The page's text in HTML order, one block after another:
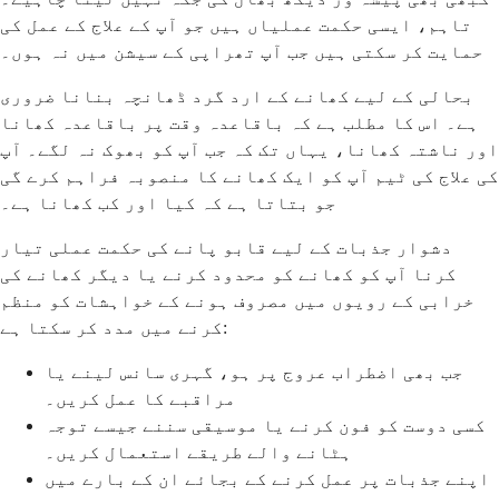
تاہم، ایسی حکمت عملیاں ہیں جو آپ کے علاج کے عمل کی
حمایت کر سکتی ہیں جب آپ تھراپی کے سیشن میں نہ ہوں۔
بحالی کے لیے کھانے کے ارد گرد ڈھانچہ بنانا ضروری
ہے۔ اس کا مطلب ہے کہ باقاعدہ وقت پر باقاعدہ کھانا
اور ناشتہ کھانا، یہاں تک کہ جب آپ کو بھوک نہ لگے۔ آپ
کی علاج کی ٹیم آپ کو ایک کھانے کا منصوبہ فراہم کرے گی
جو بتاتا ہے کہ کیا اور کب کھانا ہے۔
دشوار جذبات کے لیے قابو پانے کی حکمت عملی تیار
کرنا آپ کو کھانے کو محدود کرنے یا دیگر کھانے کی
خرابی کے رویوں میں مصروف ہونے کے خواہشات کو منظم
کرنے میں مدد کر سکتا ہے:
جب بھی اضطراب عروج پر ہو، گہری سانس لینے یا
مراقبے کا عمل کریں۔
کسی دوست کو فون کرنے یا موسیقی سننے جیسے توجہ
ہٹانے والے طریقے استعمال کریں۔
اپنے جذبات پر عمل کرنے کے بجائے ان کے بارے میں